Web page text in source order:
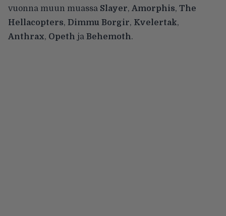
vuonna muun muassa Slayer, Amorphis, The
Hellacopters, Dimmu Borgir, Kvelertak,
Anthrax, Opeth ja Behemoth.